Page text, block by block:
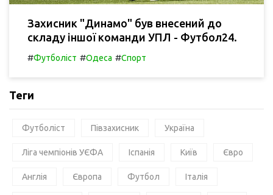
Захисник "Динамо" був внесений до
складу іншої команди УПЛ - Футбол24.
#Футболіст #Одеса #Спорт
Теги
Футболіст Півзахисник Україна
Ліга чемпіонів УЄФА Іспанія Київ Євро
Англія Європа Футбол Італія